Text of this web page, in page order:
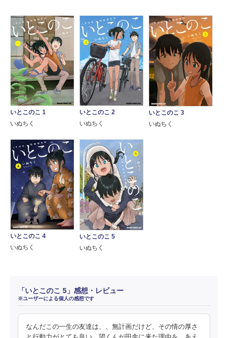
いとこのこ 1
いぬちく
いとこのこ 2
いぬちく
いとこのこ 3
いぬちく
いとこのこ 4
いぬちく
いとこのこ 5
いぬちく
「いとこのこ 5」感想・レビュー
※ユーザーによる個人の感想です
なんだこの一生の友達は、、無計画だけど、その情の厚さ